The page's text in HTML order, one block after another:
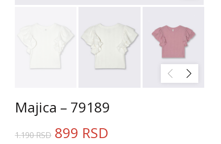
Majica – 79189
1.190RSD 899 RSD